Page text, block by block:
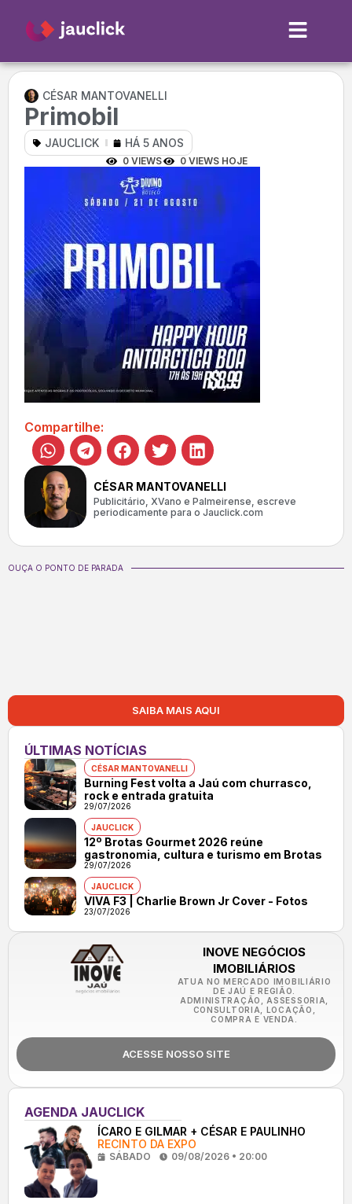
CÉSAR MANTOVANELLI
Primobil
JAUCLICK HÁ 5 ANOS
0 VIEWS 0 VIEWS HOJE
Compartilhe:
CÉSAR MANTOVANELLI
Publicitário, XVano e Palmeirense, escreve
periodicamente para o Jauclick.com
OUÇA O PONTO DE PARADA
SAIBA MAIS AQUI
ÚLTIMAS NOTÍCIAS
CÉSAR MANTOVANELLI
Burning Fest volta a Jaú com churrasco,
rock e entrada gratuita
29/07/2026
JAUCLICK
12º Brotas Gourmet 2026 reúne
gastronomia, cultura e turismo em Brotas
29/07/2026
JAUCLICK
VIVA F3 | Charlie Brown Jr Cover - Fotos
23/07/2026
INOVE NEGÓCIOS
IMOBILIÁRIOS
ATUA NO MERCADO IMOBILIÁRIO
DE JAÚ E REGIÃO.
ADMINISTRAÇÃO, ASSESSORIA,
CONSULTORIA, LOCAÇÃO,
COMPRA E VENDA.
ACESSE NOSSO SITE
AGENDA JAUCLICK
ÍCARO E GILMAR + CÉSAR E PAULINHO
RECINTO DA EXPO
SÁBADO 09/08/2026 • 20:00